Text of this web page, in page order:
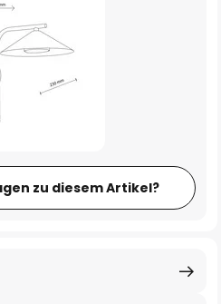
zu diesem Artikel?